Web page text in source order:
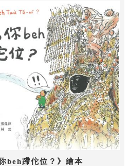
beh蹛佗位？》繪本